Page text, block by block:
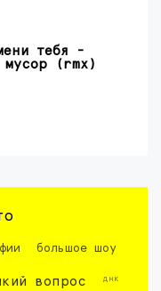
тебя -
мусор (rmx)
большое шоу
вопрос днк